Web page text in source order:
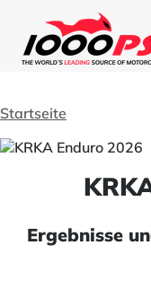
Startseite
Ergebnisse